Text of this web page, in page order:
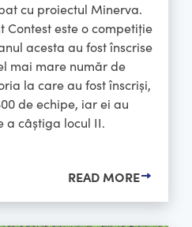
cu proiectul Minerva.
Contest este o competiție
acesta au fost înscrise
mai mare număr de
la care au fost înscriși,
de echipe, iar ei au
a câștiga locul II.
READ MORE